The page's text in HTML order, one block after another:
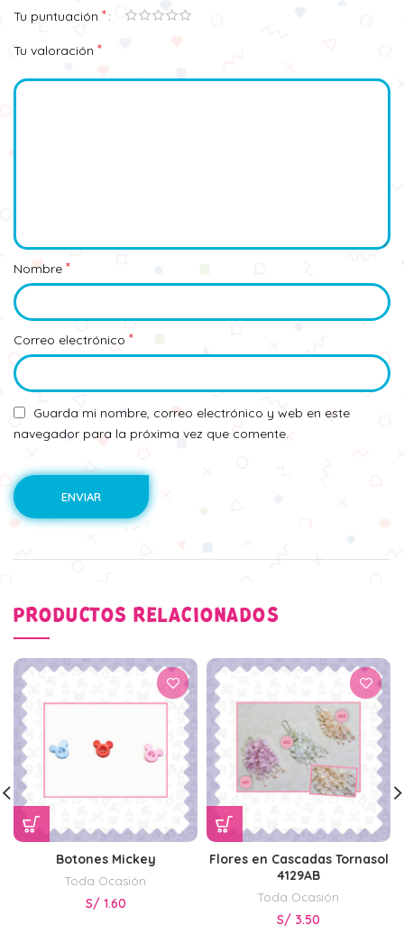
Tu puntuación *
Tu valoración *
Nombre *
Correo electrónico *
Guarda mi nombre, correo electrónico y web en este
navegador para la próxima vez que comente.
PRODUCTOS RELACIONADOS
Botones Mickey
Toda Ocasión
S/ 1.60
Flores en Cascadas Tornasol
4129AB
Toda Ocasión
S/ 3.50